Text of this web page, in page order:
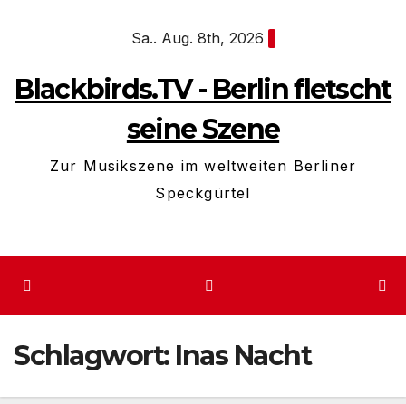
Sa.. Aug. 8th, 2026
Blackbirds.TV - Berlin fletscht
seine Szene
Zur Musikszene im weltweiten Berliner
Speckgürtel
Schlagwort: Inas Nacht